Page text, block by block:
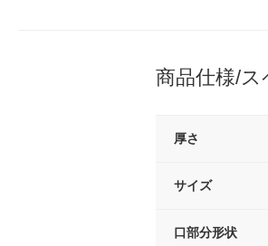
商品仕様/ス
厚さ
サイズ
口部分形状